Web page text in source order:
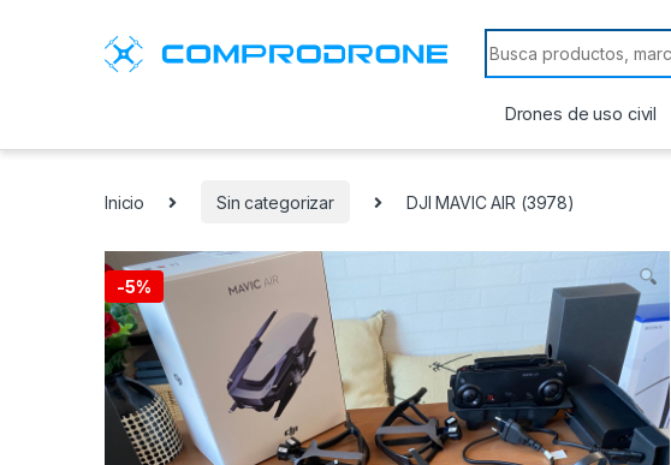
Search for:
Drones de uso civil
Inicio Sin categorizar DJI MAVIC AIR (3978)
-5%